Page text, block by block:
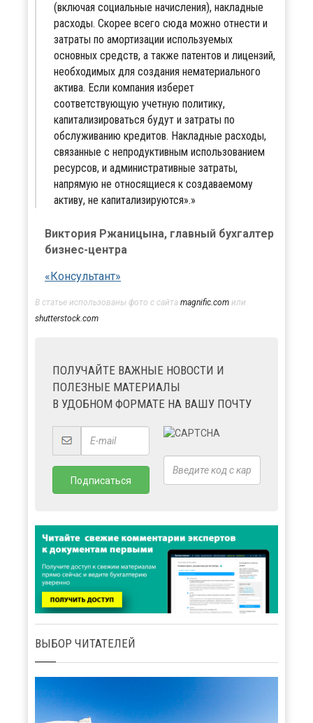
(включая социальные начисления), накладные
расходы. Скорее всего сюда можно отнести и
затраты по амортизации используемых
основных средств, а также патентов и лицензий,
необходимых для создания нематериального
актива. Если компания изберет
соответствующую учетную политику,
капитализироваться будут и затраты по
обслуживанию кредитов. Накладные расходы,
связанные с непродуктивным использованием
ресурсов, и административные затраты,
напрямую не относящиеся к создаваемому
активу, не капитализируются».
Виктория Ржаницына, главный бухгалтер
бизнес-центра
«Консультант»
В статье использованы фото с сайта magnific.com или
shutterstock.com
ПОЛУЧАЙТЕ ВАЖНЫЕ НОВОСТИ И
ПОЛЕЗНЫЕ МАТЕРИАЛЫ
В УДОБНОМ ФОРМАТЕ НА ВАШУ ПОЧТУ
ВЫБОР ЧИТАТЕЛЕЙ